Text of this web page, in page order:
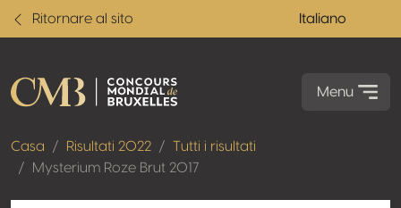
Ritornare al sito Italiano
Menu
Casa Risultati 2022
Tutti i risultati
Mysterium Roze Brut 2017